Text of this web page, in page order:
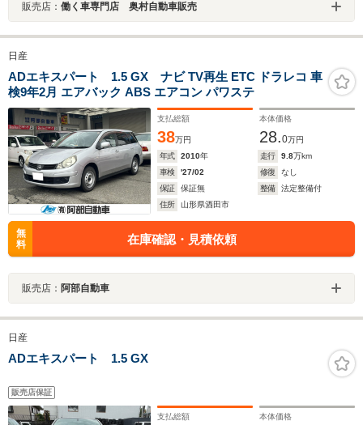
販売店： 働く車専門店 奥村自動車販売
日産
ADエキスパート 1.5 GX ナビ TV再生 ETC ドラレコ 車
検9年2月 エアバック ABS エアコン パワステ
支払総額
38万円
本体価格
28.0万円
年式
2010年 走行 9.8万km
車検
'27/02 修復
なし
保証
保証無 整備
法定整備付
住所
山形県酒田市
無
料
在庫確認・見積依頼
販売店： 阿部自動車
日産
ADエキスパート 1.5 GX
販売店保証
支払総額 本体価格